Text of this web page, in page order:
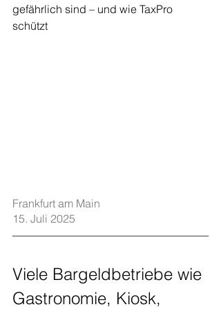
gefährlich sind – und wie TaxPro
schützt
Frankfurt am Main
15. Juli 2025
Viele Bargeldbetriebe wie
Gastronomie, Kiosk,